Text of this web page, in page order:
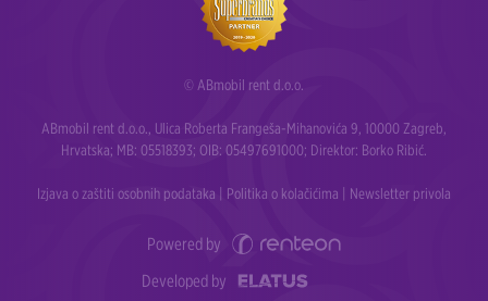
© ABmobil rent d.o.o.
ABmobil rent d.o.o., Ulica Roberta Frangeša-Mihanovića 9, 10000 Zagreb,
Hrvatska; MB: 05518393; OIB: 05497691000; Direktor: Borko Ribić.
Izjava o zaštiti osobnih podataka Politika o kolačićima Newsletter privola
Powered by
Developed by